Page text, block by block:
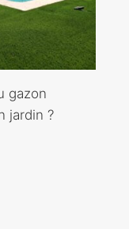
gazon
jardin ?